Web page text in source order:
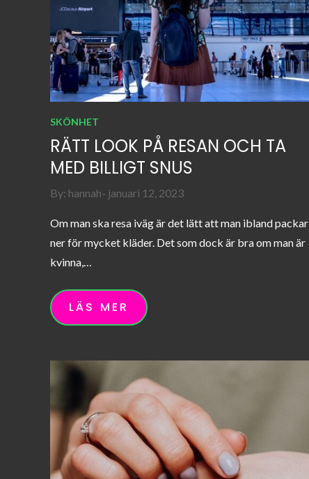
SKÖNHET
RÄTT LOOK PÅ RESAN OCH TA
MED BILLIGT SNUS
By: hannah Posted
januari 12, 2023
Om man ska resa iväg är det lätt att man ibland packar
ner för mycket kläder. Det som dock är bra om man är
kvinna,…
LÄS MER